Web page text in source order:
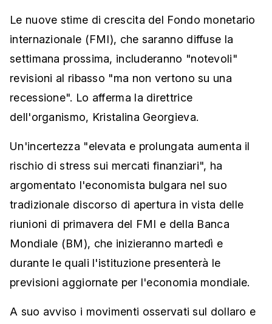
Le nuove stime di crescita del Fondo monetario
internazionale (FMI), che saranno diffuse la
settimana prossima, includeranno "notevoli"
revisioni al ribasso "ma non vertono su una
recessione". Lo afferma la direttrice
dell'organismo, Kristalina Georgieva.
Un'incertezza "elevata e prolungata aumenta il
rischio di stress sui mercati finanziari", ha
argomentato l'economista bulgara nel suo
tradizionale discorso di apertura in vista delle
riunioni di primavera del FMI e della Banca
Mondiale (BM), che inizieranno martedì e
durante le quali l'istituzione presenterà le
previsioni aggiornate per l'economia mondiale.
A suo avviso i movimenti osservati sul dollaro e